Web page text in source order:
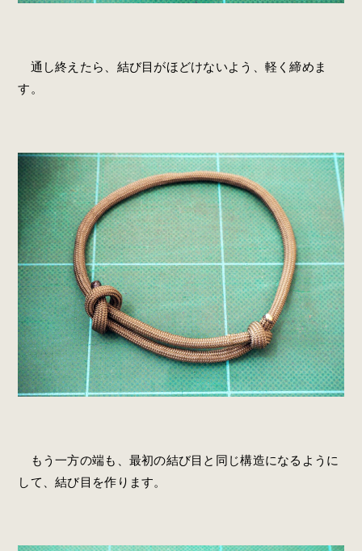
通し終えたら、結び目がほどけないよう、軽く締めま
す。
もう一方の端も、最初の結び目と同じ構造になるように
して、結び目を作ります。